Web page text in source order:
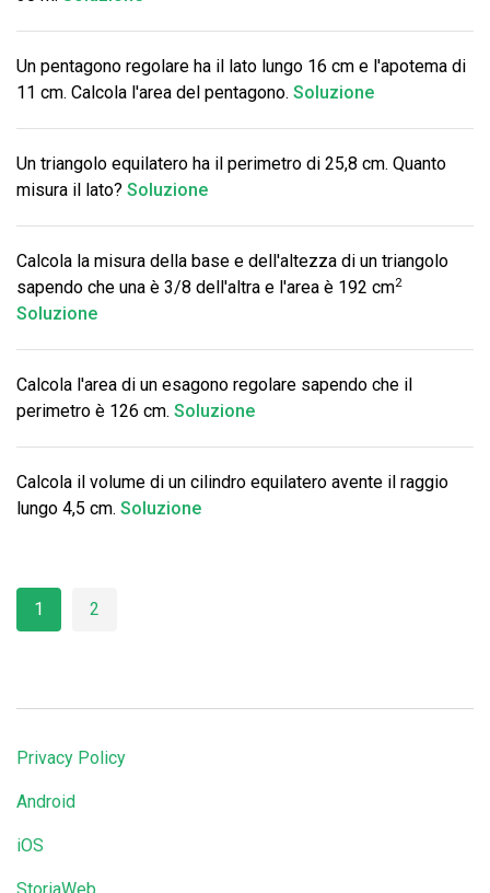
Un pentagono regolare ha il lato lungo 16 cm e l'apotema di
11 cm. Calcola l'area del pentagono. Soluzione
Un triangolo equilatero ha il perimetro di 25,8 cm. Quanto
misura il lato? Soluzione
Calcola la misura della base e dell'altezza di un triangolo
sapendo che una è 3/8 dell'altra e l'area è 192 cm2
Soluzione
Calcola l'area di un esagono regolare sapendo che il
perimetro è 126 cm. Soluzione
Calcola il volume di un cilindro equilatero avente il raggio
lungo 4,5 cm. Soluzione
1 2
Privacy Policy
Android
iOS